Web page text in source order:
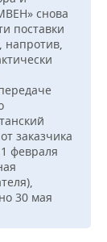
снова
поставки
напротив,
заказчика
февраля
30 мая